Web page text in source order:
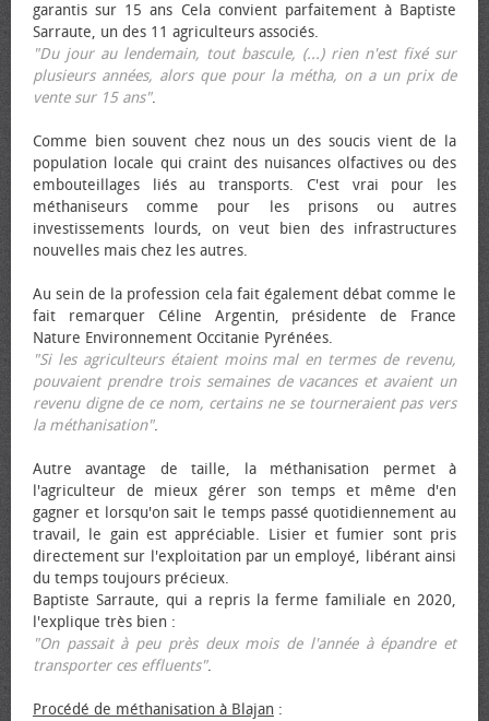
garantis sur 15 ans Cela convient parfaitement à Baptiste
Sarraute, un des 11 agriculteurs associés.
"Du jour au lendemain, tout bascule, (...) rien n'est fixé sur
plusieurs années, alors que pour la métha, on a un prix de
vente sur 15 ans".
Comme bien souvent chez nous un des soucis vient de la
population locale qui craint des nuisances olfactives ou des
embouteillages liés au transports. C'est vrai pour les
méthaniseurs comme pour les prisons ou autres
investissements lourds, on veut bien des infrastructures
nouvelles mais chez les autres.
Au sein de la profession cela fait également débat comme le
fait remarquer Céline Argentin, présidente de France
Nature Environnement Occitanie Pyrénées.
"Si les agriculteurs étaient moins mal en termes de revenu,
pouvaient prendre trois semaines de vacances et avaient un
revenu digne de ce nom, certains ne se tourneraient pas vers
la méthanisation".
Autre avantage de taille, la méthanisation permet à
l'agriculteur de mieux gérer son temps et même d'en
gagner et lorsqu'on sait le temps passé quotidiennement au
travail, le gain est appréciable. Lisier et fumier sont pris
directement sur l'exploitation par un employé, libérant ainsi
du temps toujours précieux.
Baptiste Sarraute, qui a repris la ferme familiale en 2020,
l'explique très bien :
"On passait à peu près deux mois de l'année à épandre et
transporter ces effluents".
Procédé de méthanisation à Blajan :